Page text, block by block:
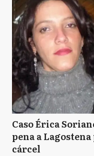
Caso Érica
pena a
cárcel